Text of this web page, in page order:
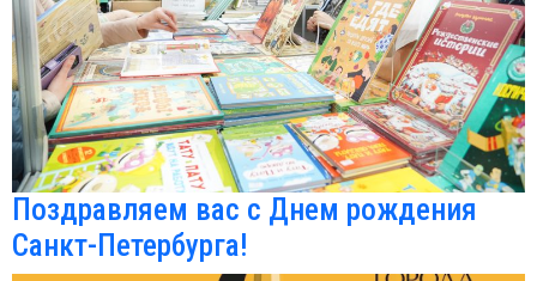
Поздравляем вас с Днем рождения
Санкт-Петербурга!